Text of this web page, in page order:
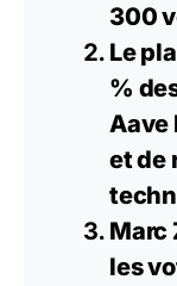
300
Le
%
Aave
et de
Marc
les